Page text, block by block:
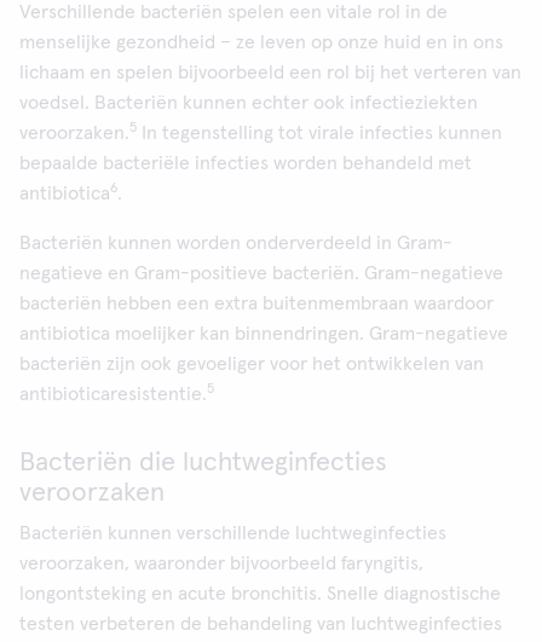
Verschillende bacteriën spelen een vitale rol in de
menselijke gezondheid – ze leven op onze huid en in ons
lichaam en spelen bijvoorbeeld een rol bij het verteren van
voedsel. Bacteriën kunnen echter ook infectieziekten
veroorzaken.5
In tegenstelling tot virale infecties kunnen
bepaalde bacteriële infecties worden behandeld met
antibiotica6.
Bacteriën kunnen worden onderverdeeld in Gram-
negatieve en Gram-positieve bacteriën. Gram-negatieve
bacteriën hebben een extra buitenmembraan waardoor
antibiotica moelijker kan binnendringen. Gram-negatieve
bacteriën zijn ook gevoeliger voor het ontwikkelen van
antibioticaresistentie.5
Bacteriën die luchtweginfecties
veroorzaken
Bacteriën kunnen verschillende luchtweginfecties
veroorzaken, waaronder bijvoorbeeld faryngitis,
longontsteking en acute bronchitis. Snelle diagnostische
testen verbeteren de behandeling van luchtweginfecties